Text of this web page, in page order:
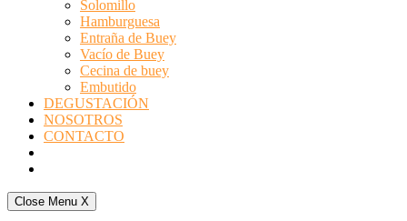
Solomillo
Hamburguesa
Entraña de Buey
Vacío de Buey
Cecina de buey
Embutido
DEGUSTACIÓN
NOSOTROS
CONTACTO
Close Menu X